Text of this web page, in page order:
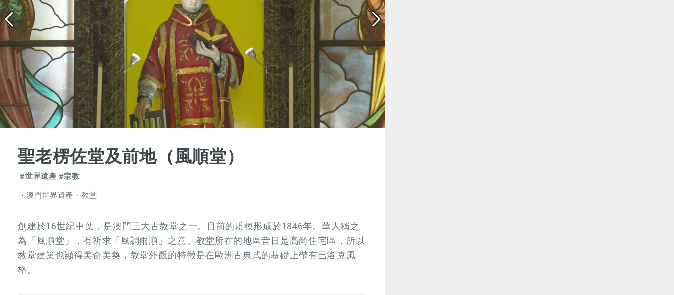
聖老楞佐堂及前地（風順堂）
#世界遺產 #宗教
澳門世界遺產 ・ 教堂
創建於16世紀中葉，是澳門三大古教堂之一。目前的規模形成於1846年。華人稱之
為「風順堂」，有祈求「風調雨順」之意。教堂所在的地區昔日是高尚住宅區，所以
教堂建築也顯得美侖美奐，教堂外觀的特徵是在歐洲古典式的基礎上帶有巴洛克風
格。